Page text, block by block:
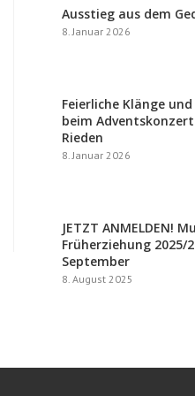
Ausstieg aus dem
8. Januar 2026
Feierliche Klänge
beim
Rieden
8. Januar 2026
JETZT ANMELDEN!
Früherziehung
September
8. August 2025